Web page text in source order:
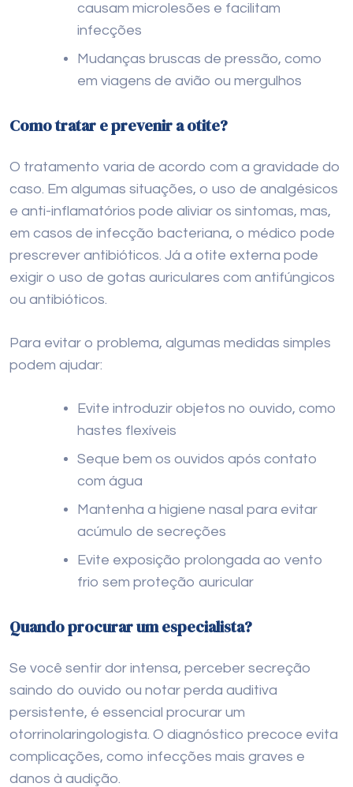
causam microlesões e facilitam
infecções
Mudanças bruscas de pressão, como
em viagens de avião ou mergulhos
Como tratar e prevenir a otite?
O tratamento varia de acordo com a gravidade do
caso. Em algumas situações, o uso de analgésicos
e anti-inflamatórios pode aliviar os sintomas, mas,
em casos de infecção bacteriana, o médico pode
prescrever antibióticos. Já a otite externa pode
exigir o uso de gotas auriculares com antifúngicos
ou antibióticos.
Para evitar o problema, algumas medidas simples
podem ajudar:
Evite introduzir objetos no ouvido, como
hastes flexíveis
Seque bem os ouvidos após contato
com água
Mantenha a higiene nasal para evitar
acúmulo de secreções
Evite exposição prolongada ao vento
frio sem proteção auricular
Quando procurar um especialista?
Se você sentir dor intensa, perceber secreção
saindo do ouvido ou notar perda auditiva
persistente, é essencial procurar um
otorrinolaringologista. O diagnóstico precoce evita
complicações, como infecções mais graves e
danos à audição.